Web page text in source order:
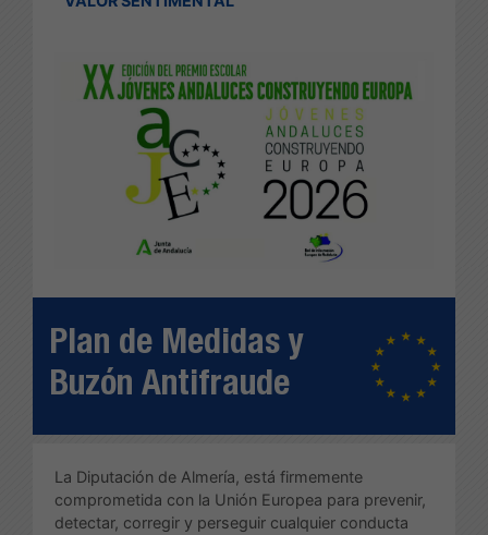
Plan de Medidas y
Buzón Antifraude
La Diputación de Almería, está firmemente
comprometida con la Unión Europea para prevenir,
detectar, corregir y perseguir cualquier conducta